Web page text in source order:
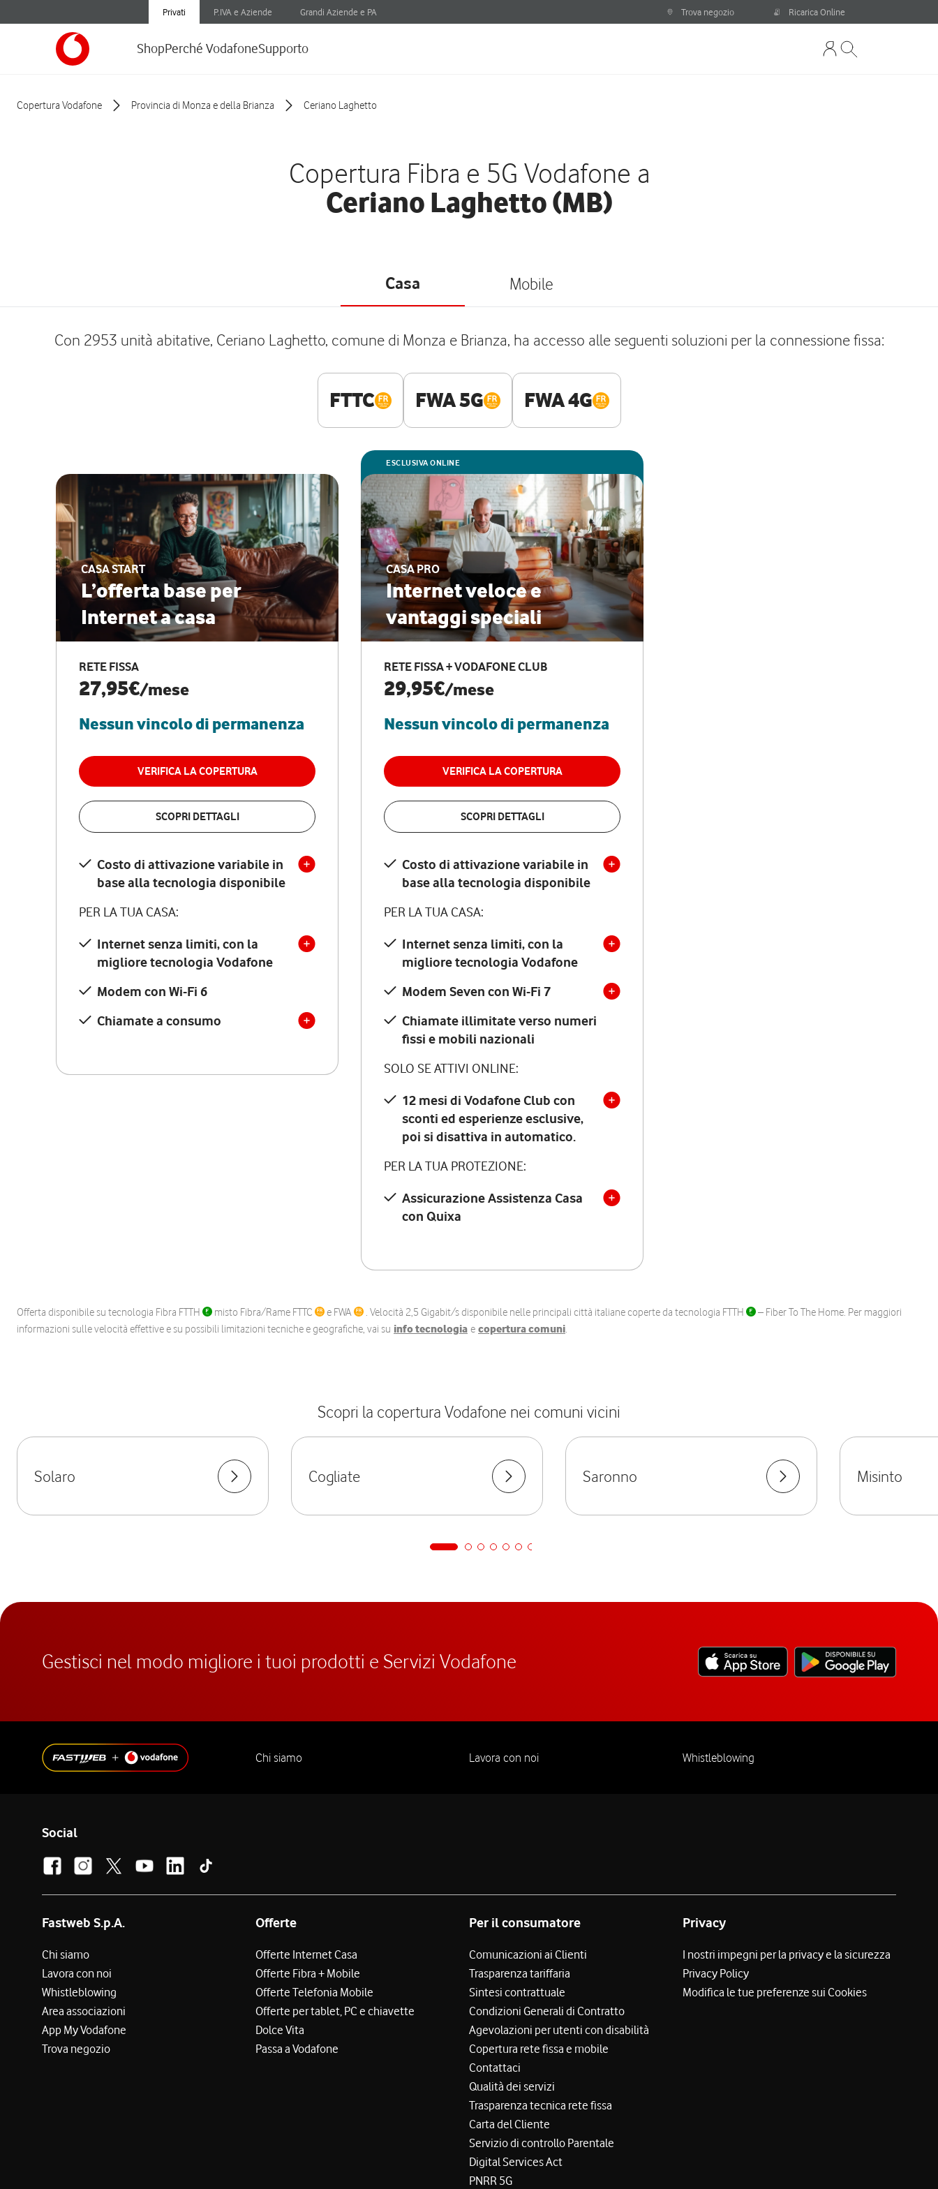
Privati P.IVA e Aziende Grandi Aziende e PA Trova negozio Ricarica Online
ShopPerché VodafoneSupporto
Copertura Vodafone Provincia di Monza e della Brianza Ceriano Laghetto
Copertura Fibra e 5G Vodafone a
Ceriano Laghetto (MB)
Casa Mobile
Con 2953 unità abitative, Ceriano Laghetto, comune di Monza e Brianza, ha accesso alle seguenti soluzioni per la connessione fissa:
FTTC FWA 5G FWA 4G
CASA START
L’offerta base per
Internet a casa
RETE FISSA
27,95€/mese
Nessun vincolo di permanenza
VERIFICA LA COPERTURA
SCOPRI DETTAGLI
Costo di attivazione variabile in
base alla tecnologia disponibile
PER LA TUA CASA:
Internet senza limiti, con la
migliore tecnologia Vodafone
Modem con Wi-Fi 6
Chiamate a consumo
ESCLUSIVA ONLINE
CASA PRO
Internet veloce e
vantaggi speciali
RETE FISSA + VODAFONE CLUB
29,95€/mese
Nessun vincolo di permanenza
VERIFICA LA COPERTURA
SCOPRI DETTAGLI
Costo di attivazione variabile in
base alla tecnologia disponibile
PER LA TUA CASA:
Internet senza limiti, con la
migliore tecnologia Vodafone
Modem Seven con Wi-Fi 7
Chiamate illimitate verso numeri
fissi e mobili nazionali
SOLO SE ATTIVI ONLINE:
12 mesi di Vodafone Club con
sconti ed esperienze esclusive,
poi si disattiva in automatico.
PER LA TUA PROTEZIONE:
Assicurazione Assistenza Casa
con Quixa
Offerta disponibile su tecnologia Fibra FTTH misto Fibra/Rame FTTC e FWA . Velocità 2,5 Gigabit/s disponibile nelle principali città italiane coperte da tecnologia FTTH
– Fiber To The Home. Per maggiori
informazioni sulle velocità effettive e su possibili limitazioni tecniche e geografiche, vai su info tecnologia e copertura comuni.
Scopri la copertura Vodafone nei comuni vicini
Solaro Cogliate Saronno Misinto
Gestisci nel modo migliore i tuoi prodotti e Servizi Vodafone
Chi siamo Lavora con noi Whistleblowing
Social
Fastweb S.p.A.
Chi siamo
Lavora con noi
Whistleblowing
Area associazioni
App My Vodafone
Trova negozio
Offerte
Offerte Internet Casa
Offerte Fibra + Mobile
Offerte Telefonia Mobile
Offerte per tablet, PC e chiavette
Dolce Vita
Passa a Vodafone
Per il consumatore
Comunicazioni ai Clienti
Trasparenza tariffaria
Sintesi contrattuale
Condizioni Generali di Contratto
Agevolazioni per utenti con disabilità
Copertura rete fissa e mobile
Contattaci
Qualità dei servizi
Trasparenza tecnica rete fissa
Carta del Cliente
Servizio di controllo Parentale
Digital Services Act
PNRR 5G
Privacy
I nostri impegni per la privacy e la sicurezza
Privacy Policy
Modifica le tue preferenze sui Cookies